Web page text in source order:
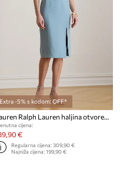
Extra -5% s kodom: OFF*
Lauren Ralph Lauren haljina otvorenih ramena s volanom
cijena:
€
Regularna cijena:309,90 €
Najniža cijena:199,90 €